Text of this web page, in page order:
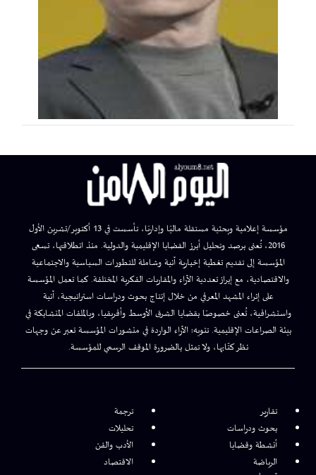
مؤسسة إعلامية وبحثية مستقلة ماليًا وإداريًا، تأسست في 13 أكتوبر/تشرين الأول
2016، تُعنى برصد وتحليل أبرز القضايا الإقليمية والدولية. منذ انطلاقتها، تسعى
المؤسسة إلى تقديم تغطية إخبارية آنية وشاملة للتطورات السياسية والاجتماعية
والاقتصادية، مع إبراز تعددية الآراء والمقاربات الفكرية المختلفة. كما تعمل المؤسسة
على إثراء المشهد المعرفي من خلال إنتاج بحوث ودراسات استراتيجية، آنية
واستشرافية، تُعنى خصوصًا بقضايا الشرق الأوسط وأفريقيا، وبالملفات المتشابكة في
بيئة الصراعات الإقليمية. تنويه: الآراء الواردة في منشورات المؤسسة تعبر عن وجهات
نظر كتّابها، ولا تمثل بالضرورة الموقف الرسمي للمؤسسة.
تقارير
ترجمة
بحوث ودراسات
تحليلات
أنشطة وقضايا
الأدب والفن
الرياضة
الاقتصاد